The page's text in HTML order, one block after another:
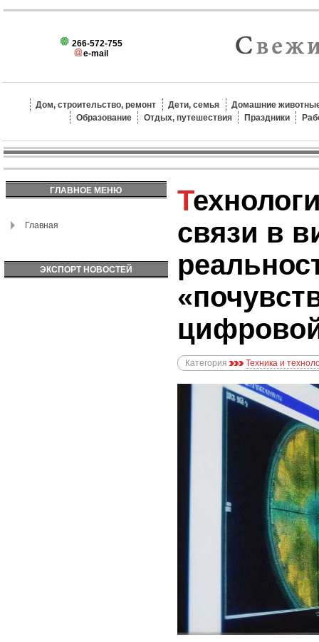
266-572-755
e-mail
Дом, строительство, ремонт Дети, семья
Домашние
Образование
Отдых, путешествия Праздники
ГЛАВНОЕ МЕНЮ
Главная
ЭКСПОРТ НОВОСТЕЙ
Технологии обратной
связи в
Категория Техника и